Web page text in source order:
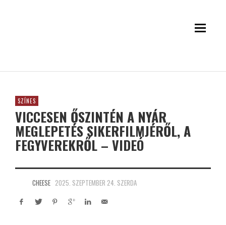
SZÍNES
VICCESEN ŐSZINTÉN A NYÁR
MEGLEPETÉS SIKERFILMJÉRŐL, A
FEGYVEREKRŐL – VIDEÓ
CHEESE 2025. SZEPTEMBER 24. SZERDA